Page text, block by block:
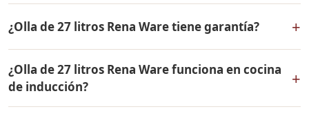
de pago en cuotas desde el 10% de inicial.
a Huaraz, Ancash y a todo el Perú. El pago es contra
entrega.
¿Olla de 27 litros Rena Ware tiene garantía? +
contra defectos de fabricación. Todos los productos
Rena Ware están fabricados en acero inoxidable
quirúrgico 18/10 de la más alta calidad.
¿Olla de 27 litros Rena Ware funciona en cocina
de inducción?
+